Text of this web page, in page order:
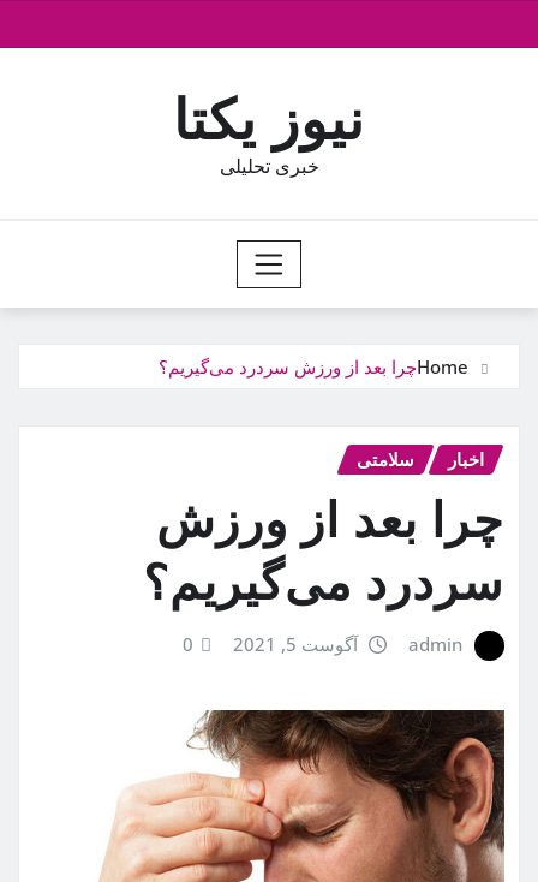
to
نیوز یکتا
خبری تحلیلی
Homeچرا بعد از ورزش سردرد می‌گیریم؟
اخبار سلامتی
چرا بعد از ورزش
سردرد می‌گیریم؟
admin آگوست 5, 2021 0